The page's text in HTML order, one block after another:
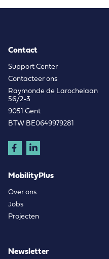
Contact
Support Center
Contacteer ons
Raymonde de Larochelaan
56/2-3
9051 Gent
BTW BE0649979281
MobilityPlus
Over ons
Jobs
Projecten
Newsletter